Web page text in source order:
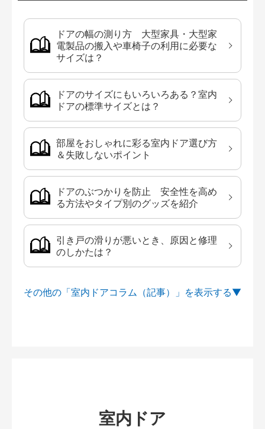
ドアの幅の測り方 大型家具・大型家
電製品の搬入や車椅子の利用に必要な
サイズは？
ドアのサイズにもいろいろある？室内
ドアの標準サイズとは？
部屋をおしゃれに彩る室内ドア選び方
＆失敗しないポイント
ドアのぶつかりを防止 安全性を高め
る方法やタイプ別のグッズを紹介
引き戸の滑りが悪いとき、原因と修理
のしかたは？
その他の「室内ドアコラム（記事）」を
室内ドア